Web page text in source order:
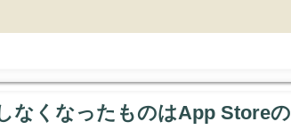
なくなったものはApp Storeの